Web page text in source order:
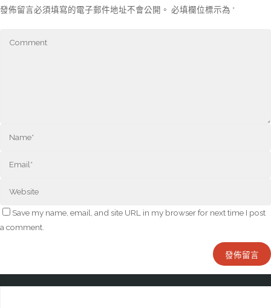
發佈留言必須填寫的電子郵件地址不會公開。 必填欄位標示為 *
Save my name, email, and site URL in my browser for next time I post
a comment.